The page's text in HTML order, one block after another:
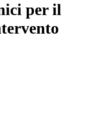
per il